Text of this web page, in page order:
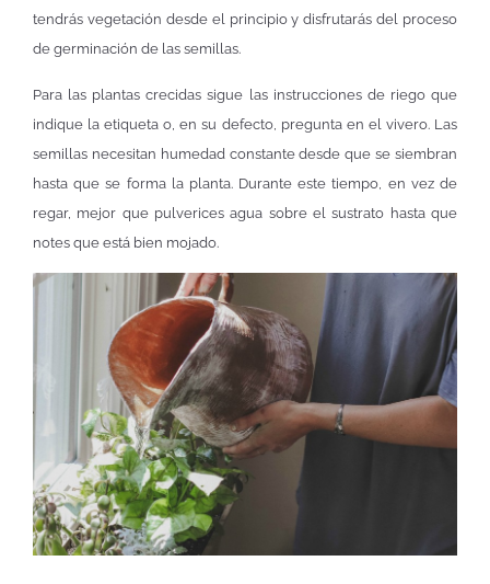
tendrás vegetación desde el principio y disfrutarás del proceso
de germinación de las semillas.
Para las plantas crecidas sigue las instrucciones de riego que
indique la etiqueta o, en su defecto, pregunta en el vivero. Las
semillas necesitan humedad constante desde que se siembran
hasta que se forma la planta. Durante este tiempo, en vez de
regar, mejor que pulverices agua sobre el sustrato hasta que
notes que está bien mojado.